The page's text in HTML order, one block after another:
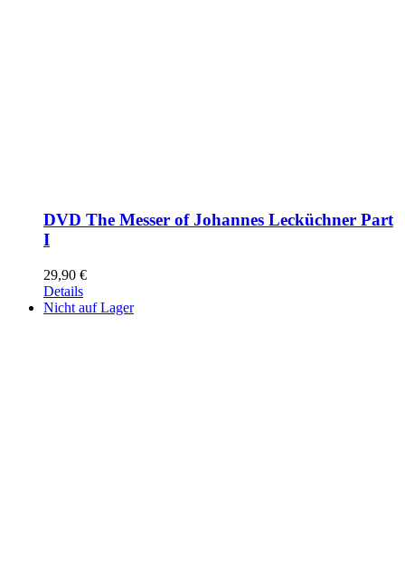
DVD The Messer of Johannes Lecküchner Part
I
29,90 €
Details
Nicht auf Lager